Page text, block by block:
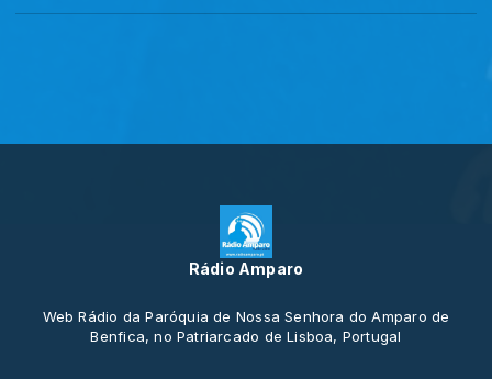
Rádio Amparo
Web Rádio da Paróquia de Nossa Senhora do Amparo de
Benfica, no Patriarcado de Lisboa, Portugal